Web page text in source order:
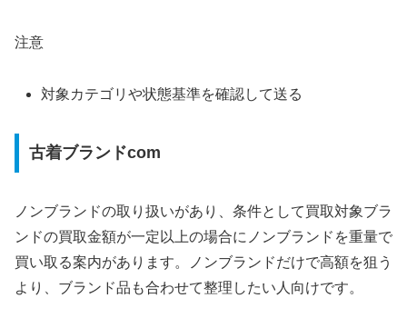
注意
対象カテゴリや状態基準を確認して送る
古着ブランドcom
ノンブランドの取り扱いがあり、条件として買取対象ブラ
ンドの買取金額が一定以上の場合にノンブランドを重量で
買い取る案内があります。ノンブランドだけで高額を狙う
より、ブランド品も合わせて整理したい人向けです。